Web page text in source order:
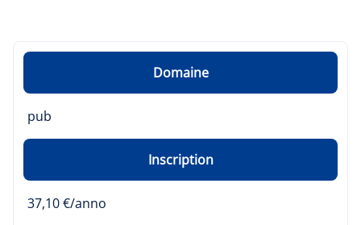
Domaine
pub
Inscription
37,10 €/anno